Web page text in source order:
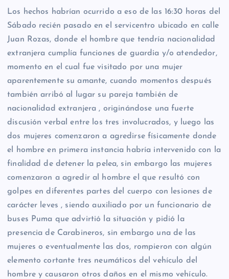
Los hechos habrían ocurrido a eso de las 16:30 horas del
Sábado recién pasado en el servicentro ubicado en calle
Juan Rozas, donde el hombre que tendría nacionalidad
extranjera cumplía funciones de guardia y/o atendedor,
momento en el cual fue visitado por una mujer
aparentemente su amante, cuando momentos después
también arribó al lugar su pareja también de
nacionalidad extranjera , originándose una fuerte
discusión verbal entre los tres involucrados, y luego las
dos mujeres comenzaron a agredirse físicamente donde
el hombre en primera instancia habría intervenido con la
finalidad de detener la pelea, sin embargo las mujeres
comenzaron a agredir al hombre el que resultó con
golpes en diferentes partes del cuerpo con lesiones de
carácter leves , siendo auxiliado por un funcionario de
buses Puma que advirtió la situación y pidió la
presencia de Carabineros, sin embargo una de las
mujeres o eventualmente las dos, rompieron con algún
elemento cortante tres neumáticos del vehículo del
hombre y causaron otros daños en el mismo vehículo.